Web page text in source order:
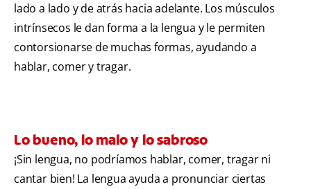
lado a lado y de atrás hacia adelante. Los músculos
intrínsecos le dan forma a la lengua y le permiten
contorsionarse de muchas formas, ayudando a
hablar, comer y tragar.
Lo bueno, lo malo y lo sabroso
¡Sin lengua, no podríamos hablar, comer, tragar ni
cantar bien! La lengua ayuda a pronunciar ciertas